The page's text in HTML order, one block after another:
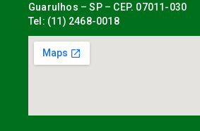
Guarulhos – SP – CEP. 07011-030
Tel: (11) 2468-0018